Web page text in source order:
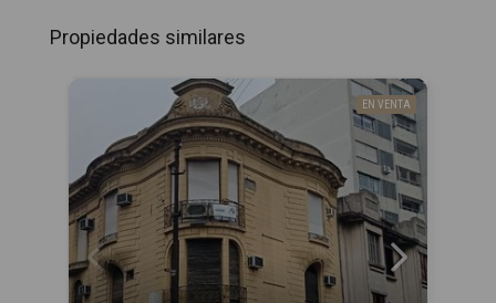
Propiedades similares
EN VENTA